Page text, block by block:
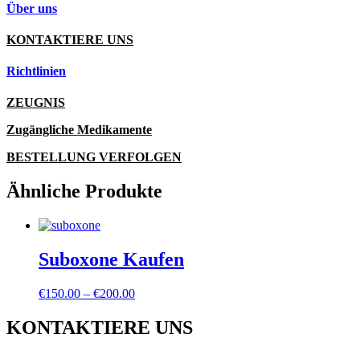
Über uns
KONTAKTIERE UNS
Richtlinien
ZEUGNIS
Zugängliche Medikamente
BESTELLUNG VERFOLGEN
Ähnliche Produkte
Suboxone Kaufen
€150.00 – €200.00Preisspanne:
bis
€200.00
KONTAKTIERE UNS